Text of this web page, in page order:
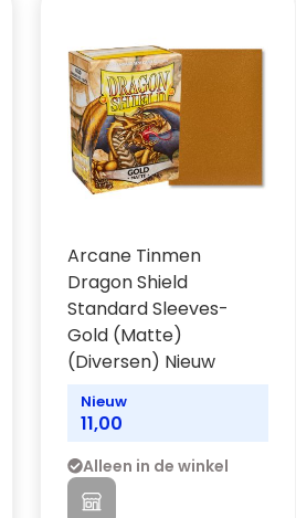
Arcane Tinmen
Dragon Shield
Standard Sleeves-
Gold (Matte)
(Diversen) Nieuw
Nieuw
11,00
Alleen in de winkel